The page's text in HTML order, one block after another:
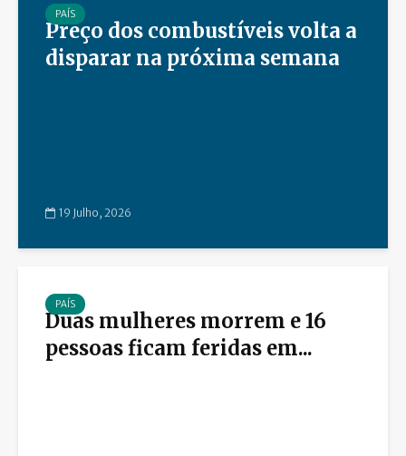
PAÍS
Preço dos combustíveis volta a
disparar na próxima semana
19 Julho, 2026
PAÍS
Duas mulheres morrem e 16
pessoas ficam feridas em...